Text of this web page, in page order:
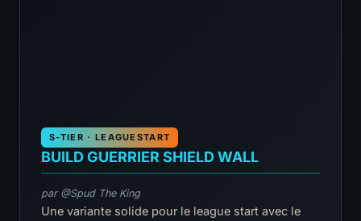
S-TIER · LEAGUESTART
BUILD GUERRIER SHIELD WALL
par @Spud The King
Une variante solide pour le league start avec le